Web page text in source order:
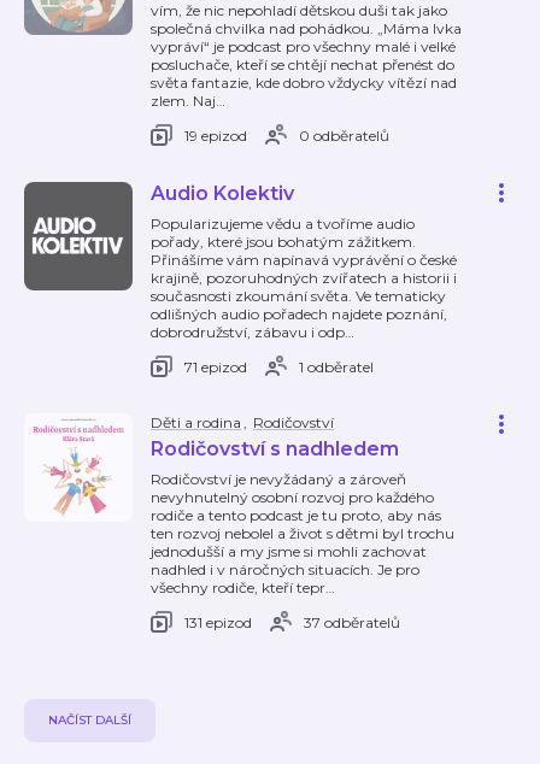
vím, že nic nepohladí dětskou duši tak jako
společná chvilka nad pohádkou. „Máma Ivka
vypráví“ je podcast pro všechny malé i velké
posluchače, kteří se chtějí nechat přenést do
světa fantazie, kde dobro vždycky vítězí nad
zlem. Naj…
19 epizod
0 odběratelů
Audio Kolektiv
Popularizujeme vědu a tvoříme audio
pořady, které jsou bohatým zážitkem.
Přinášíme vám napínavá vyprávění o české
krajině, pozoruhodných zvířatech a historii i
současnosti zkoumání světa. Ve tematicky
odlišných audio pořadech najdete poznání,
dobrodružství, zábavu i odp…
71 epizod
1 odběratel
Děti a rodina , Rodičovství
Rodičovství s nadhledem
Rodičovství je nevyžádaný a zároveň
nevyhnutelný osobní rozvoj pro každého
rodiče a tento podcast je tu proto, aby nás
ten rozvoj nebolel a život s dětmi byl trochu
jednodušší a my jsme si mohli zachovat
nadhled i v náročných situacích. Je pro
všechny rodiče, kteří tepr…
131 epizod
37 odběratelů
NAČÍST DALŠÍ